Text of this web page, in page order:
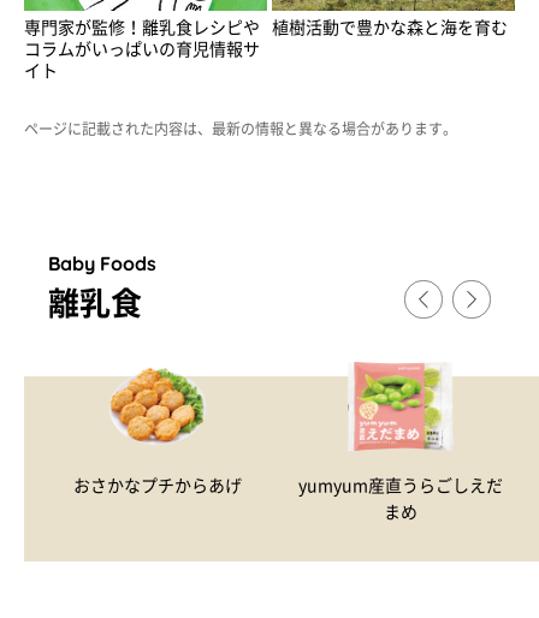
専門家が監修！離乳食レシピや
コラムがいっぱいの育児情報サ
イト
植樹活動で豊かな森と海を育む
ページに記載された内容は、最新の情報と異なる場合があります。
Baby Foods
離乳食
おさかなプチからあげ
yumyum産直うらごしえだ
まめ